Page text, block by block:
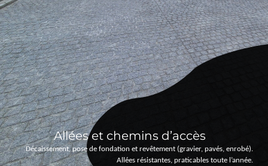
Allées et chemins d’accès
Décaissement, pose de fondation et revêtement (gravier, pavés, enrobé).
Allées résistantes, praticables toute l’année.